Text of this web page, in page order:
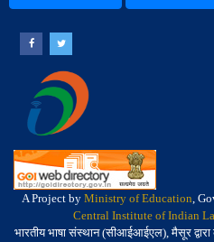
A Project by Ministry of Education,
Central Institute of Indian
भारतीय भाषा संस्थान (सीआईआईएल), मैसूर द्वारा